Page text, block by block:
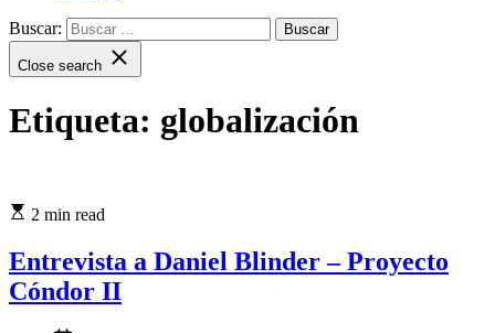
Buscar:
Close search
Etiqueta: globalización
2 min read
Entrevista a Daniel Blinder – Proyecto
Cóndor II